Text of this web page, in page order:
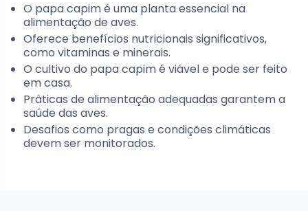
O papa capim é uma planta essencial na
alimentação de aves.
Oferece benefícios nutricionais significativos,
como vitaminas e minerais.
O cultivo do papa capim é viável e pode ser feito
em casa.
Práticas de alimentação adequadas garantem a
saúde das aves.
Desafios como pragas e condições climáticas
devem ser monitorados.